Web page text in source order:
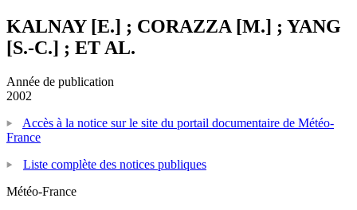
KALNAY [E.] ; CORAZZA [M.] ; YANG
[S.-C.] ; ET AL.
Année de publication
2002
Accès à la notice sur le site du portail documentaire de Météo-
France
Liste complète des notices publiques
Météo-France